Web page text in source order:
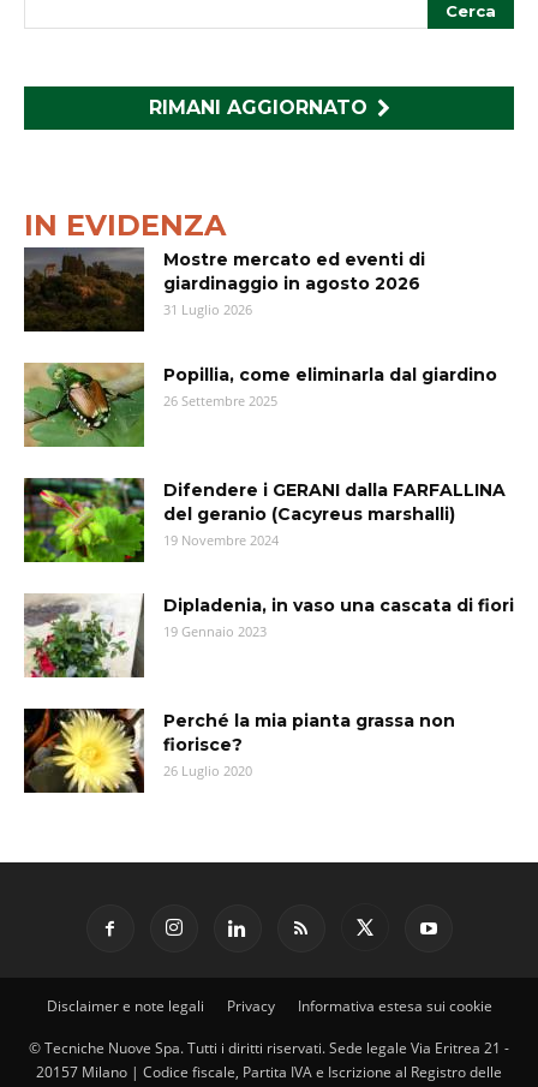
RIMANI AGGIORNATO
IN EVIDENZA
Mostre mercato ed eventi di
giardinaggio in agosto 2026
31 Luglio 2026
Popillia, come eliminarla dal giardino
26 Settembre 2025
Difendere i GERANI dalla FARFALLINA
del geranio (Cacyreus marshalli)
19 Novembre 2024
Dipladenia, in vaso una cascata di fiori
19 Gennaio 2023
Perché la mia pianta grassa non
fiorisce?
26 Luglio 2020
Disclaimer e note legali Privacy Informativa estesa sui cookie
© Tecniche Nuove Spa. Tutti i diritti riservati. Sede legale Via Eritrea 21 -
20157 Milano | Codice fiscale, Partita IVA e Iscrizione al Registro delle